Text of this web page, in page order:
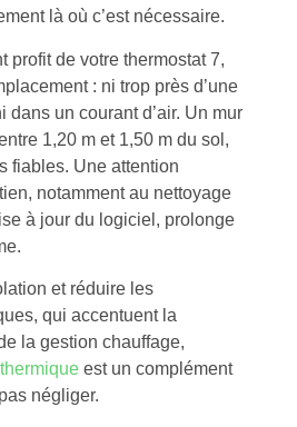
là où c’est nécessaire.
profit de votre thermostat 7,
: ni trop près d’une
dans un courant d’air. Un mur
1,20 m et 1,50 m du sol,
fiables. Une attention
notamment au nettoyage
à jour du logiciel, prolonge
et réduire les
qui accentuent la
la gestion chauffage,
est un complément
négliger.